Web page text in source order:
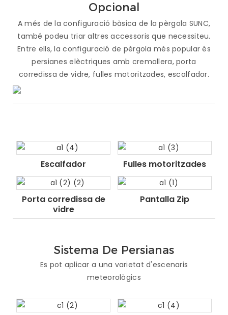
Opcional
A més de la configuració bàsica de la pèrgola SUNC,
també podeu triar altres accessoris que necessiteu.
Entre ells, la configuració de pèrgola més popular és
persianes elèctriques amb cremallera, porta
corredissa de vidre, fulles motoritzades, escalfador.
Escalfador Fulles motoritzades
Porta corredissa de
vidre
Pantalla Zip
Sistema De Persianas
Es pot aplicar a una varietat d'escenaris
meteorològics